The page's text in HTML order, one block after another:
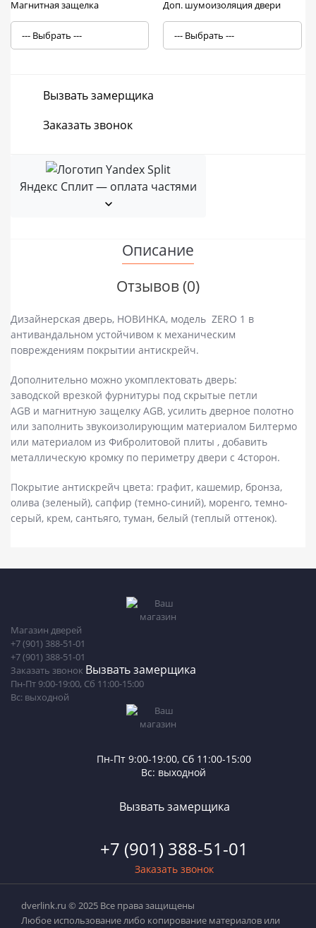
Магнитная защелка Доп. шумоизоляция двери
Вызвать замерщика
Заказать звонок
Яндекс Сплит — оплата частями
Описание
Отзывов (0)
Дизайнерская дверь, НОВИНКА, модель ZERO 1 в
антивандальном устойчивом к механическим
повреждениям покрытии антискрейч.
Дополнительно можно укомплектовать дверь:
заводской врезкой фурнитуры под скрытые петли
AGB и магнитную защелку AGB, усилить дверное полотно
или заполнить звукоизолирующим материалом Билтермо
или материалом из Фибролитовой плиты , добавить
металлическую кромку по периметру двери с 4сторон.
Покрытие антискрейч цвета: графит, кашемир, бронза,
олива (зеленый), сапфир (темно-синий), моренго, темно-
серый, крем, сантьяго, туман, белый (теплый оттенок).
Магазин дверей
+7 (901) 388-51-01
+7 (901) 388-51-01
Заказать звонок Вызвать замерщика
Пн-Пт 9:00-19:00, Сб 11:00-15:00
Вс: выходной
Пн-Пт 9:00-19:00, Сб 11:00-15:00
Вс: выходной
Вызвать замерщика
+7 (901) 388-51-01
Заказать звонок
dverlink.ru © 2025 Все права защищены
Любое использование либо копирование материалов или